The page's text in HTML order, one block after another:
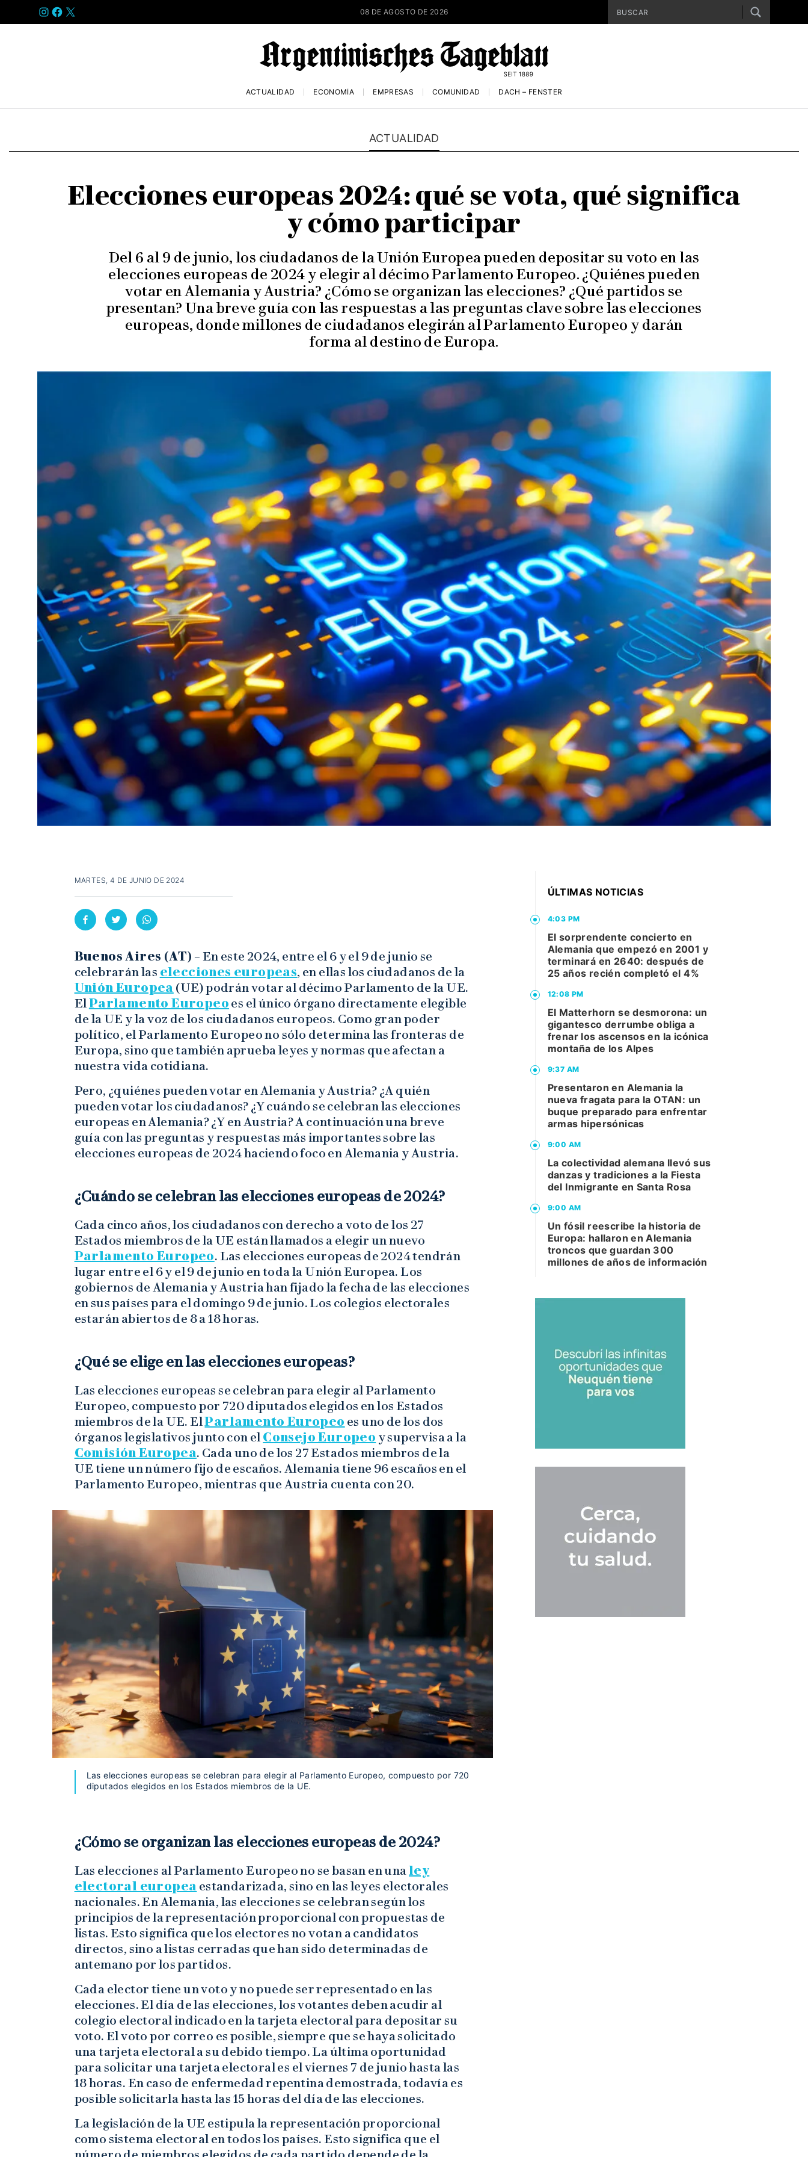
INSTAGRAM
FACEBOOK
X 08 DE AGOSTO DE 2026
ACTUALIDAD ECONOMÍA EMPRESAS COMUNIDAD DACH – FENSTER
ACTUALIDAD
Elecciones europeas 2024: qué se vota, qué significa
y cómo participar
Del 6 al 9 de junio, los ciudadanos de la Unión Europea pueden depositar su voto en las
elecciones europeas de 2024 y elegir al décimo Parlamento Europeo. ¿Quiénes pueden
votar en Alemania y Austria? ¿Cómo se organizan las elecciones? ¿Qué partidos se
presentan? Una breve guía con las respuestas a las preguntas clave sobre las elecciones
europeas, donde millones de ciudadanos elegirán al Parlamento Europeo y darán
forma al destino de Europa.
MARTES, 4 DE JUNIO DE 2024
Buenos Aires (AT) – En este 2024, entre el 6 y el 9 de junio se
celebrarán las elecciones europeas, en ellas los ciudadanos de la
Unión Europea (UE) podrán votar al décimo Parlamento de la UE.
ElParlamento Europeo es el único órgano directamente elegible
de la UE y la voz de los ciudadanos europeos. Como gran poder
político, el Parlamento Europeo no sólo determina las fronteras de
Europa, sino que también aprueba leyes y normas que afectan a
nuestra vida cotidiana.
Pero, ¿quiénes pueden votar en Alemania y Austria? ¿A quién
pueden votar los ciudadanos? ¿Y cuándo se celebran las elecciones
europeas en Alemania? ¿Y en Austria? A continuación una breve
guía con las preguntas y respuestas más importantes sobre las
elecciones europeas de 2024 haciendo foco en Alemania y Austria.
¿Cuándo se celebran las elecciones europeas de 2024?
Cada cinco años, los ciudadanos con derecho a voto de los 27
Estados miembros de la UE están llamados a elegir un nuevo
Parlamento Europeo. Las elecciones europeas de 2024 tendrán
lugar entre el 6 y el 9 de junio en toda la Unión Europea. Los
gobiernos de Alemania y Austria han fijado la fecha de las elecciones
en sus países para el domingo 9 de junio. Los colegios electorales
estarán abiertos de 8 a 18 horas.
¿Qué se elige en las elecciones europeas?
Las elecciones europeas se celebran para elegir al Parlamento
Europeo, compuesto por 720 diputados elegidos en los Estados
miembros de la UE. ElParlamento Europeo es uno de los dos
órganos legislativos junto con el Consejo Europeo y supervisa a la
Comisión Europea. Cada uno de los 27 Estados miembros de la
UE tiene un número fijo de escaños. Alemania tiene 96 escaños en el
Parlamento Europeo, mientras que Austria cuenta con 20.
Las elecciones europeas se celebran para elegir al Parlamento Europeo, compuesto por 720
diputados elegidos en los Estados miembros de la UE.
¿Cómo se organizan las elecciones europeas de 2024?
Las elecciones al Parlamento Europeo no se basan en unaley
electoral europea estandarizada, sino en las leyes electorales
nacionales. En Alemania, las elecciones se celebran según los
principios de la representación proporcional con propuestas de
listas. Esto significa que los electores no votan a candidatos
directos, sino a listas cerradas que han sido determinadas de
antemano por los partidos.
Cada elector tiene un voto y no puede ser representado en las
elecciones. El día de las elecciones, los votantes deben acudir al
colegio electoral indicado en la tarjeta electoral para depositar su
voto. El voto por correo es posible, siempre que se haya solicitado
una tarjeta electoral a su debido tiempo. La última oportunidad
para solicitar una tarjeta electoral es el viernes 7 de junio hasta las
18 horas. En caso de enfermedad repentina demostrada, todavía es
posible solicitarla hasta las 15 horas del día de las elecciones.
La legislación de la UE estipula la representación proporcional
como sistema electoral en todos los países. Esto significa que el
ÚLTIMAS NOTICIAS
4:03 PM
El sorprendente concierto en
Alemania que empezó en 2001 y
terminará en 2640: después de
25 años recién completó el 4%
12:08 PM
El Matterhorn se desmorona: un
gigantesco derrumbe obliga a
frenar los ascensos en la icónica
montaña de los Alpes
9:37 AM
Presentaron en Alemania la
nueva fragata para la OTAN: un
buque preparado para enfrentar
armas hipersónicas
9:00 AM
La colectividad alemana llevó sus
danzas y tradiciones a la Fiesta
del Inmigrante en Santa Rosa
9:00 AM
Un fósil reescribe la historia de
Europa: hallaron en Alemania
troncos que guardan 300
millones de años de información